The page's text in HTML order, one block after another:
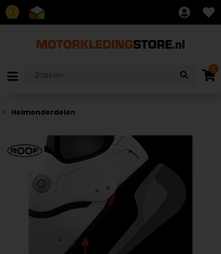
8.7
0
Helmonderdelen